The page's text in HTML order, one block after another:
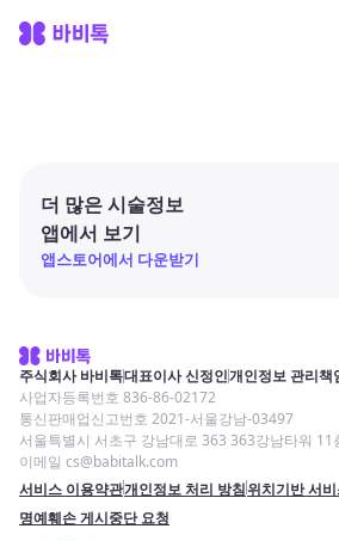
더 많은 시술정보
앱에서 보기
앱스토어에서 다운받기
주식회사 바비톡대표이사 신정인개인정보 관리책
사업자등록번호 836-86-02172
통신판매업신고번호 2021-서울강남-03497
서울특별시 서초구 강남대로 363 363강남타워 11
이메일 cs@babitalk.com
서비스 이용약관개인정보 처리 방침위치기반 서
명예훼손 게시중단 요청